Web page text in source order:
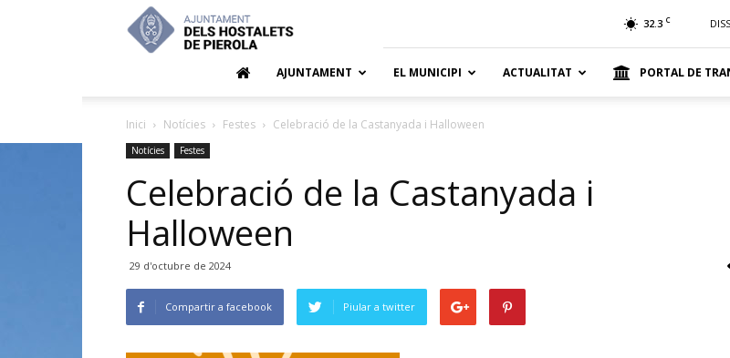
Hostalets
de
32.3 C
AJUNTAMENT EL MUNICIPI ACTUALITAT PORTAL DE
Inici Notícies Festes Celebració de la Castanyada i Halloween
Notícies Festes
Celebració de la Castanyada i
Halloween
29 d'octubre de 2024
Compartir a facebook Piular a twitter